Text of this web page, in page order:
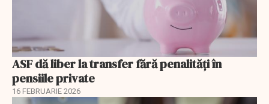
ASF dă liber la transfer fără penalități în
pensiile private
16 FEBRUARIE 2026